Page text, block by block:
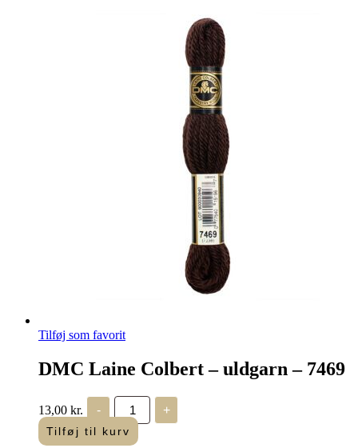
Tilføj som favorit
DMC Laine Colbert – uldgarn – 7469
13,00 kr. -
DMC
Laine
Colbert
-
+
Tilføj til kurv